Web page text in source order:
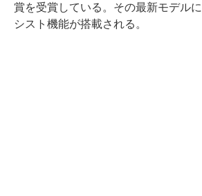
賞を受賞している。その最新モデル
シスト機能が搭載される。